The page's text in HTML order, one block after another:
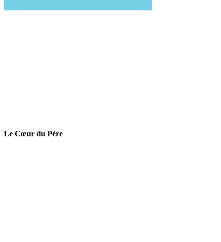
Le Cœur du Père